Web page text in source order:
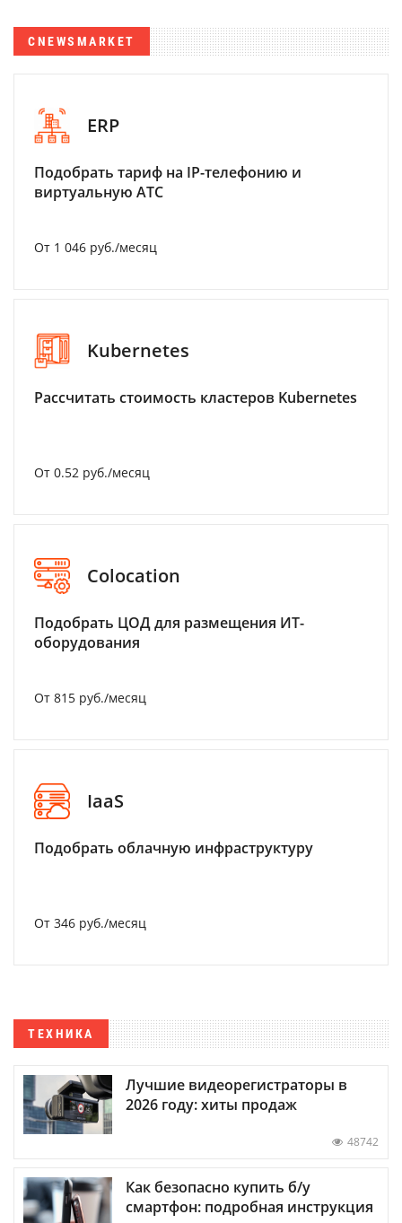
CNEWSMARKET
ERP
Подобрать тариф на IP-телефонию и
виртуальную АТС
От 1 046 руб./месяц
Kubernetes
Рассчитать стоимость кластеров Kubernetes
От 0.52 руб./месяц
Colocation
Подобрать ЦОД для размещения ИТ-
оборудования
От 815 руб./месяц
IaaS
Подобрать облачную инфраструктуру
От 346 руб./месяц
ТЕХНИКА
Лучшие видеорегистраторы в
2026 году: хиты продаж
48742
Как безопасно купить б/у
смартфон: подробная инструкция